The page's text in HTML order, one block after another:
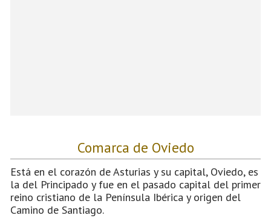
Comarca de Oviedo
Está en el corazón de Asturias y su capital, Oviedo, es
la del Principado y fue en el pasado capital del primer
reino cristiano de la Península Ibérica y origen del
Camino de Santiago.